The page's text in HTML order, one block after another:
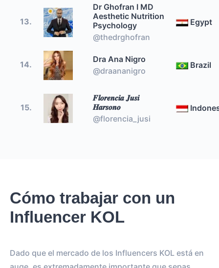
13.
Dr Ghofran I MD
Aesthetic Nutrition
Psychology
@thedrghofran
Egypt
14.
Dra Ana Nigro
@draananigro
Brazil
15.
𝑭𝒍𝒐𝒓𝒆𝒏𝒄𝒊𝒂 𝑱𝒖𝒔𝒊
𝑯𝒂𝒓𝒔𝒐𝒏𝒐
@florencia_jusi
Cómo trabajar con un
Influencer KOL
Dado que el mercado de los Influencers KOL está en